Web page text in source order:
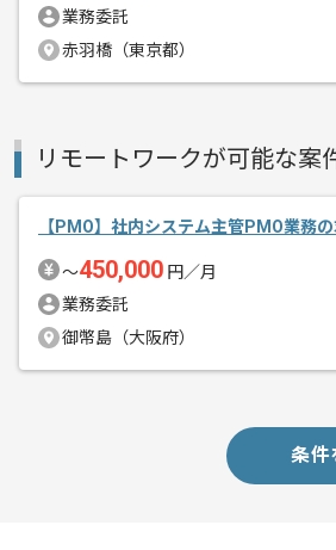
業務委託
赤羽橋（東京都）
リモートワークが可能な案
【PMO】社内システム主管PMO業務
〜450,000 円／月
業務委託
御幣島（大阪府）
条件